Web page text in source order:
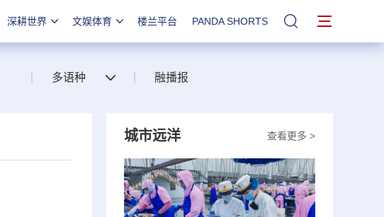
深耕世界 文娱体育 楼兰平台 PANDA SHORTS 站内搜索
多语种 融播报
查看更多 >
城市远洋